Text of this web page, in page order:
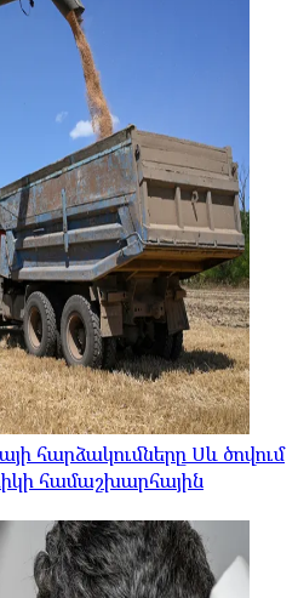
հարձակումները Սև ծովում
համաշխարհային